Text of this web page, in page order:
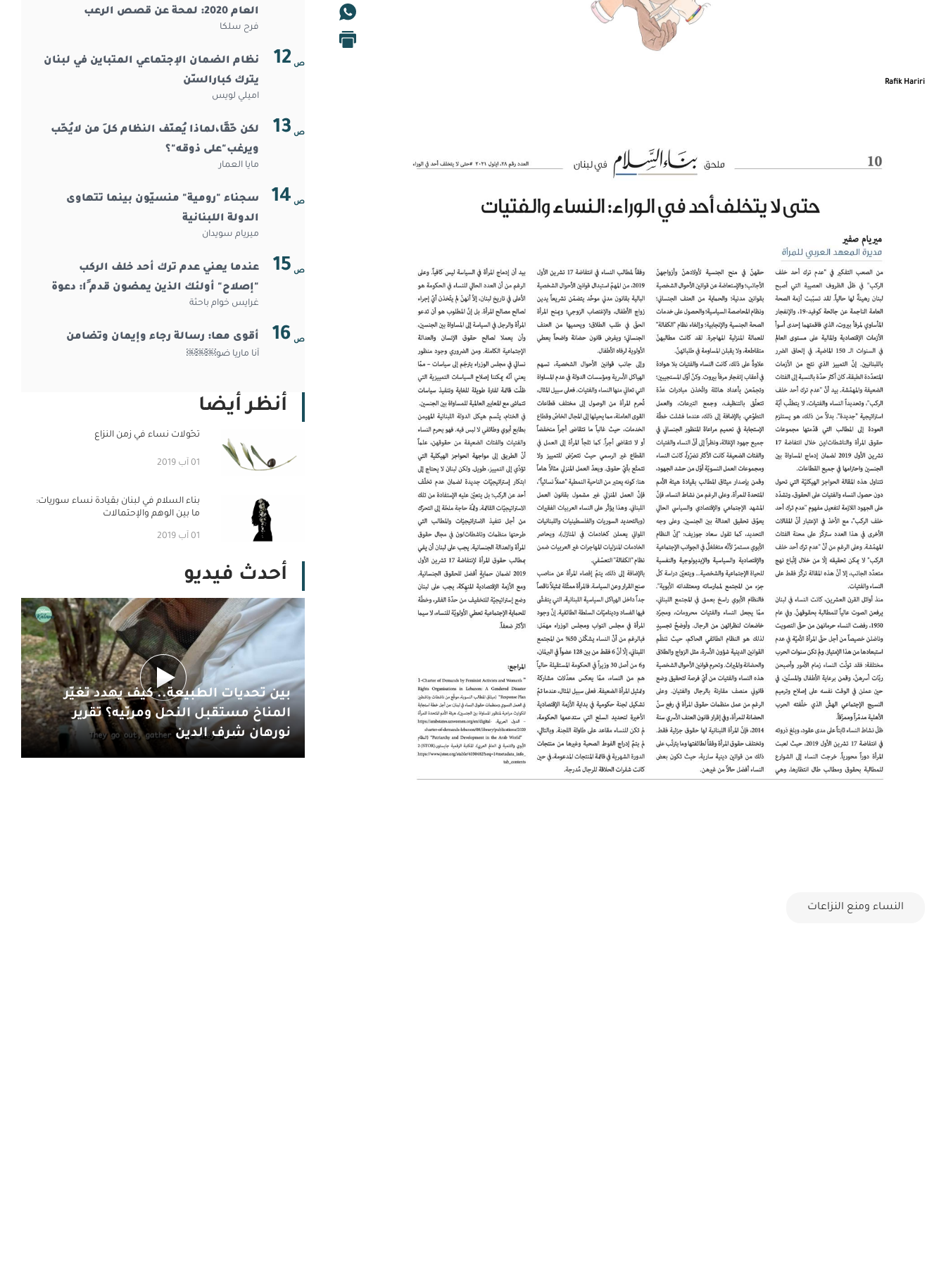
Rafik Hariri
النساء ومنع النزاعات
العام 2020:￼￼￼￼￼￼ لمحة عن قصص الرعب
فرح سلكا
ص 12
نظام الضمان الإجتماعي المتباين في لبنان
يترك كبارالسّن
اميلي لويس
ص 13
لكن حّقًا،لماذا يُعنّف النظام كلَ من لايُحّب
ويرغب"على ذوقه"؟
مايا العمار
ص 14
سجناء "رومية" منسيّون بينما تتهاوى
الدولة اللبنانية
ميريام سويدان
ص 15
عندما يعني عدم ترك أحد خلف الركب
"إصلاح" أولئك￼￼￼￼￼￼ الذين يمضون قدم ًا: دعوة
إلى عمل جماعي لمحاربة التمييز ض ّد ذوي
الإعاقة
غرايس خوام باحثة
ص 16 أقوى معا: رسالة رجاء وإيمان وتضامن
آنا ماريا ضو￼￼￼
أنظر أيضا
تحّولات نساء في زمن النزاع
01 آب 2019
بناء السلام في لبنان بقيادة نساء سوريات:
ما بين الوهم والإحتمالات
01 آب 2019
أحدث فيديو
بين تحديات الطبيعة.. كيف يهدد تغيّر
المناخ مستقبل النحل ومربّيه؟ تقرير
نورهان شرف الدين